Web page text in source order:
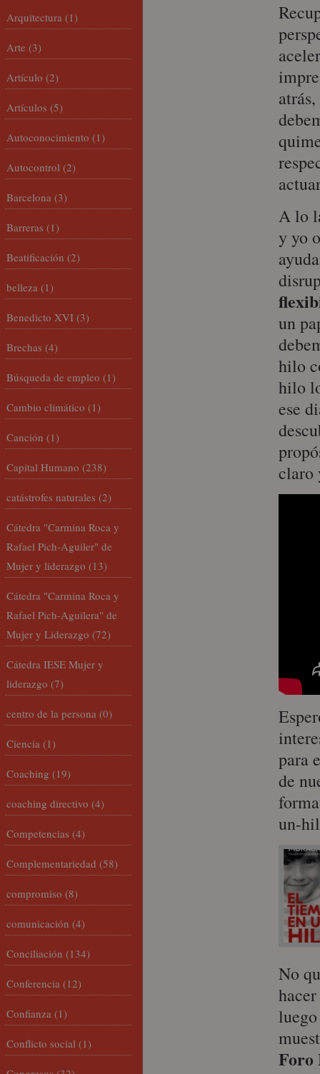
A lo
y yo
un
hilo
hilo
ese
claro
para
de
un-
No
Foro
Arquitectura (1)
Arte (3)
Artículo (2)
Artículos (5)
Autoconocimiento (1)
Autocontrol (2)
Barcelona (3)
Barreras (1)
Beatificación (2)
belleza (1)
Benedicto XVI (3)
Brechas (4)
Búsqueda de empleo (1)
Cambio climático (1)
Canción (1)
Capital Humano (238)
catástrofes naturales (2)
Cátedra "Carmina Roca y
Rafael Pich-Aguiler" de
Mujer y liderazgo (13)
Cátedra "Carmina Roca y
Rafael Pich-Aguilera" de
Mujer y Liderazgo (72)
Cátedra IESE Mujer y
liderazgo (7)
centro de la persona (0)
Ciencia (1)
Coaching (19)
coaching directivo (4)
Competencias (4)
Complementariedad (58)
compromiso (8)
comunicación (4)
Conciliación (134)
Conferencia (12)
Confianza (1)
Conflicto social (1)